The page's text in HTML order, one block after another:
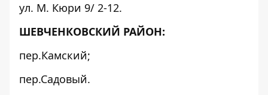
ул. М. Кюри 9/ 2-12.
ШЕВЧЕНКОВСКИЙ РАЙОН:
пер.Камский;
пер.Садовый.